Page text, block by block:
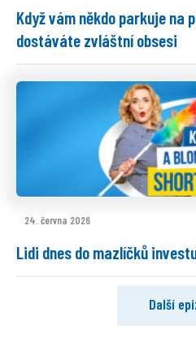
Když vám někdo parkuje na
dostáváte zvláštní obsesi
24. června 2026
Lidi dnes do mazlíčků
Další